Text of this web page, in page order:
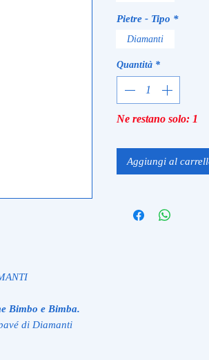
Bimbo e Bimba.
di Diamanti
Pietre - Tipo *
Diamanti
Quantità *
Ne restano solo: 1
Aggiungi al